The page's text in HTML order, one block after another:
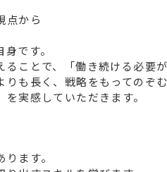
点から
です。
ことで、「働き続ける必要
も長く、戦略をもってのぞ
実感していただきます。
ます。